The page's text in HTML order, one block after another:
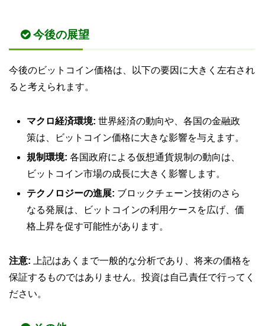
今後の展望
今後のビットコイン価格は、以下の要因に大きく左右され
ると考えられます。
マクロ経済環境: 世界経済の動向や、各国の金融政
策は、ビットコイン価格に大きな影響を与えます。
規制環境: 各国政府による仮想通貨規制の動向は、
ビットコイン市場の成長に大きく影響します。
テクノロジーの進展: ブロックチェーン技術のさら
なる発展は、ビットコインの利用ケースを広げ、価
格上昇を促す可能性があります。
注意: 上記はあくまで一般的な分析であり、将来の価格を
保証するものではありません。投資は自己責任で行ってく
ださい。